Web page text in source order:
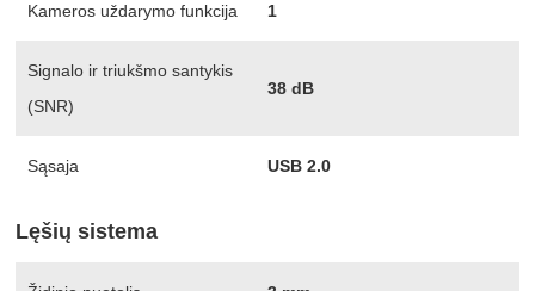
Kameros uždarymo funkcija 1
Signalo ir triukšmo santykis
(SNR)
38 dB
Sąsaja USB 2.0
Lęšių sistema